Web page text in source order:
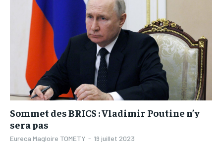
Sommet des BRICS : Vladimir Poutine n’y
sera pas
Eureca Magloire TOMETY - 19 juillet 2023